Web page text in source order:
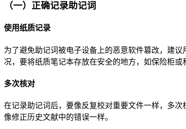
（一）正确记录助记词
使用纸质记录
为了避免助记词被电子设备上的恶意软件篡改，建
况，要将纸质笔记本存放在安全的地方，如保险柜
多次核对
在记录助记词后，要像反复校对重要文件一样，多
像修正历史文献中的错误一样。